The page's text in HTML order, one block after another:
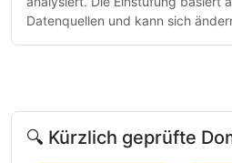
Datenquellen und kann sich
🔍 Kürzlich geprüfte